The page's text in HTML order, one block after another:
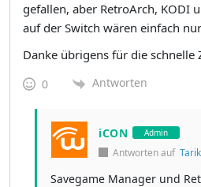
gefallen, aber RetroArch, KODI
auf der Switch wären einfach
Danke übrigens für die schnelle
0 Antworten
iCON Admin
Antworten auf Tarik
Savegame Manager und